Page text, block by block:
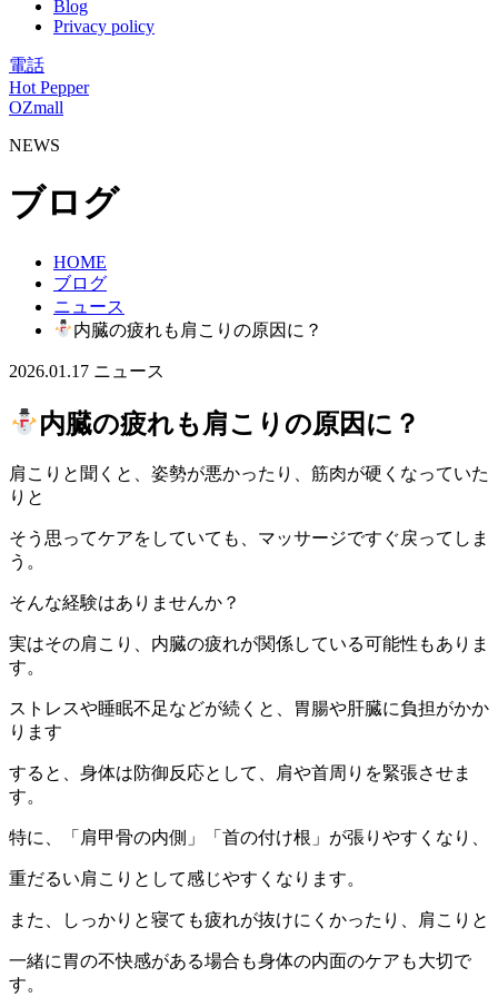
Blog
Privacy policy
電話
Hot Pepper
OZmall
NEWS
ブログ
HOME
ブログ
ニュース
内臓の疲れも肩こりの原因に？
2026.01.17 ニュース
内臓の疲れも肩こりの原因に？
肩こりと聞くと、姿勢が悪かったり、筋肉が硬くなっていた
りと
そう思ってケアをしていても、マッサージですぐ戻ってしま
う。
そんな経験はありませんか？
実はその肩こり、内臓の疲れが関係している可能性もありま
す。
ストレスや睡眠不足などが続くと、胃腸や肝臓に負担がかか
ります
すると、身体は防御反応として、肩や首周りを緊張させま
す。
特に、「肩甲骨の内側」「首の付け根」が張りやすくなり、
重だるい肩こりとして感じやすくなります。
また、しっかりと寝ても疲れが抜けにくかったり、肩こりと
一緒に胃の不快感がある場合も身体の内面のケアも大切で
す。